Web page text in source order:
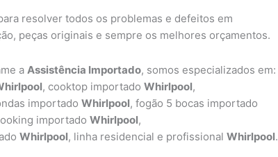
resolver todos os problemas e defeitos em
peças originais e sempre os melhores orçamentos.
a Assistência Importado, somos especializados em:
, cooktop importado Whirlpool,
importado Whirlpool, fogão 5 bocas importado
importado Whirlpool,
Whirlpool, linha residencial e profissional Whirlpool.